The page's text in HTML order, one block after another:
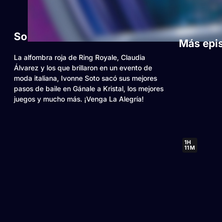
Sobre este video
La alfombra roja de Ring Royale, Claudia
Álvarez y los que brillaron en un evento de
moda italiana, Ivonne Soto sacó sus mejores
pasos de baile en Gánale a Kristal, los mejores
juegos y mucho más. ¡Venga La Alegría!
Más
1H
11M